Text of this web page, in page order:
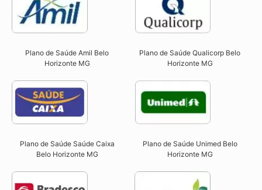
Plano de Saúde Amil Belo
Horizonte MG
Plano de Saúde Qualicorp Belo
Horizonte MG​
Plano de Saúde Saúde Caixa
Belo Horizonte MG​
Plano de Saúde Unimed Belo
Horizonte MG